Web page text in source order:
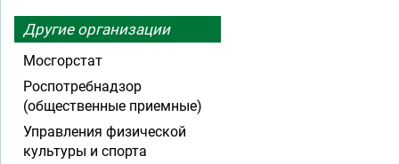
Другие организации
Мосгорстат
Роспотребнадзор
(общественные приемные)
Управления физической
культуры и спорта